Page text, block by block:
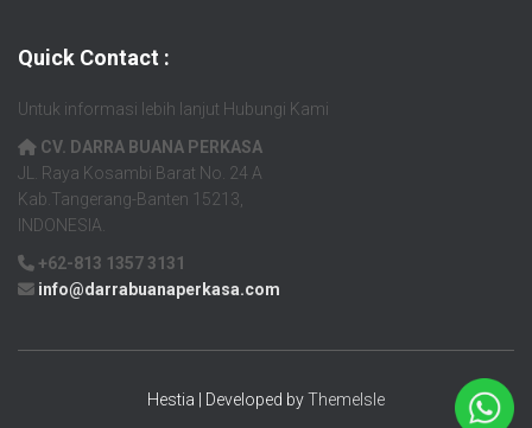
Quick Contact :
Untuk informasi lebih lanjut Hubungi Kami
CV. DARRA BUANA PERKASA
JL. Raya Kosambi Barat No. 24 A
Kab.Tangerang-Banten 15213,
INDONESIA.
+62-813 1357 3131
info@darrabuanaperkasa.com
Hestia | Developed byThemeIsle